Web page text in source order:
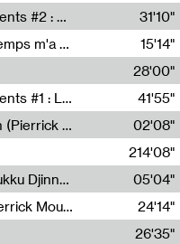
Sous le paysage - Habiter les éléments #2 : Vers le tournant élémentaire
31'10"
Impossible de savoir combien de temps m'a échappé
15'14"
28'00"
Sous le paysage - Habiter les éléments #1 : Les éléments et les débordements du vivant
41'55"
Simb Gaïdé ou la danse du faux lion (Pierrick Mouton)
02'08"
214'08"
Non à l'émigration Clandestine - Rukku Djinne Squad (Eden Tinto Collins)
05'04"
Mama Counda, l'esprit du puits - Pierrick Mouton
24'14"
26'35"